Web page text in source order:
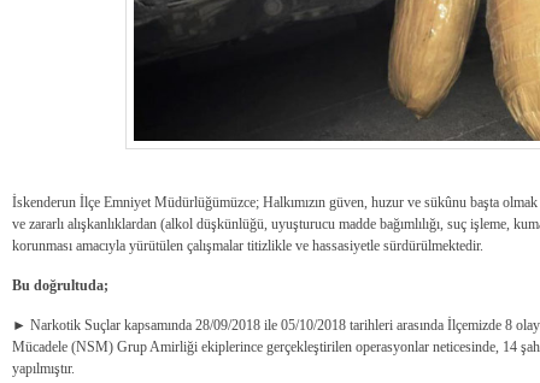
İskenderun İlçe Emniyet Müdürlüğümüzce; Halkımızın güven, huzur ve sükûnu başta
ve zararlı alışkanlıklardan (alkol düşkünlüğü, uyuşturucu madde bağımlılığı, suç işleme,
korunması amacıyla yürütülen çalışmalar titizlikle ve hassasiyetle sürdürülmektedir.
Bu doğrultuda;
► Narkotik Suçlar kapsamında 28/09/2018 ile 05/10/2018 tarihleri arasında İlçemizde 8
Mücadele (NSM) Grup Amirliği ekiplerince gerçekleştirilen operasyonlar neticesinde, 14
yapılmıştır.